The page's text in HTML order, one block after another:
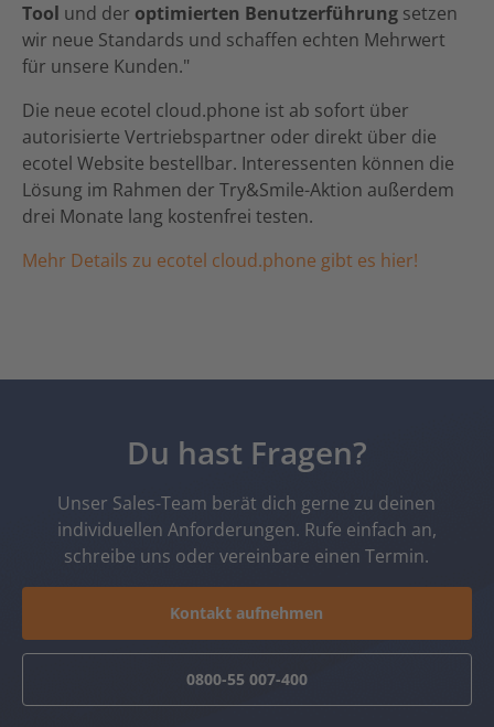
Tool und der optimierten Benutzerführung setzen
wir neue Standards und schaffen echten Mehrwert
für unsere Kunden."
Die neue ecotel cloud.phone ist ab sofort über
autorisierte Vertriebspartner oder direkt über die
ecotel Website bestellbar. Interessenten können die
Lösung im Rahmen der Try&Smile-Aktion außerdem
drei Monate lang kostenfrei testen.
Mehr Details zu ecotel cloud.phone gibt es hier!
Du hast Fragen?
Unser Sales-Team berät dich gerne zu deinen
individuellen Anforderungen. Rufe einfach an,
schreibe uns oder vereinbare einen Termin.
Kontakt aufnehmen
0800-55 007-400